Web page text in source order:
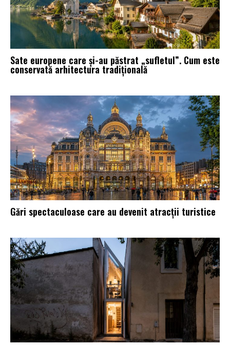
Sate europene care și-au păstrat „sufletul”. Cum este
conservată arhitectura tradițională
Gări spectaculoase care au devenit atracții turistice